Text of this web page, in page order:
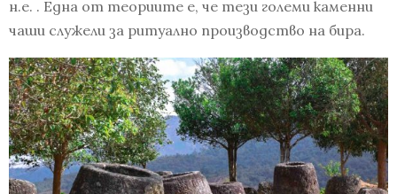
н.е. . Една от теориите е, че тези големи каменни
чаши служели за ритуално производство на бира.